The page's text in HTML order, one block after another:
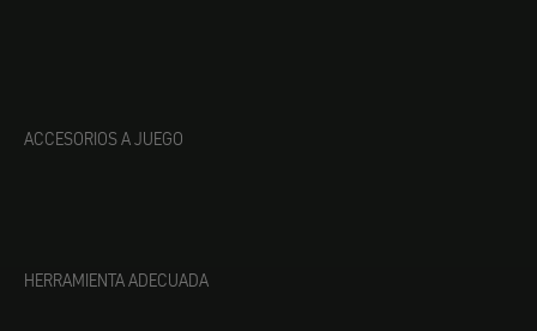
ACCESORIOS A JUEGO
HERRAMIENTA ADECUADA